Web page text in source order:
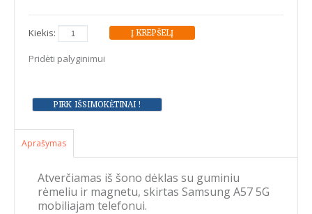
Kiekis:
Pridėti palyginimui
Aprašymas
Atverčiamas iš šono dėklas su guminiu
rėmeliu ir magnetu, skirtas Samsung A57 5G
mobiliajam telefonui.